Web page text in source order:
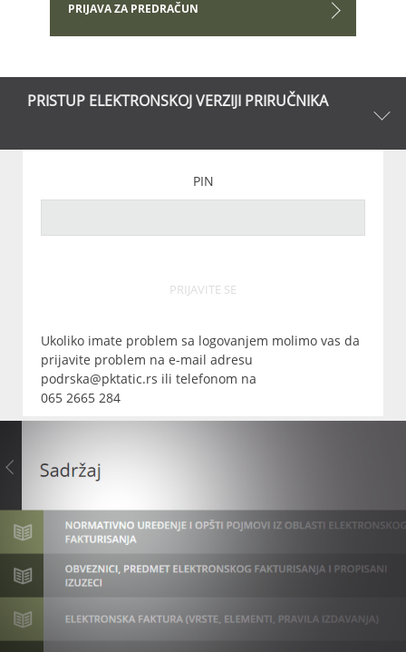
PRIJAVA ZA PREDRAČUN
PRISTUP ELEKTRONSKOJ VERZIJI PRIRUČNIKA
PIN
PRIJAVITE SE
Ukoliko imate problem sa logovanjem molimo vas da
prijavite problem na e-mail adresu
podrska@pktatic.rs ili telefonom na
065 2665 284